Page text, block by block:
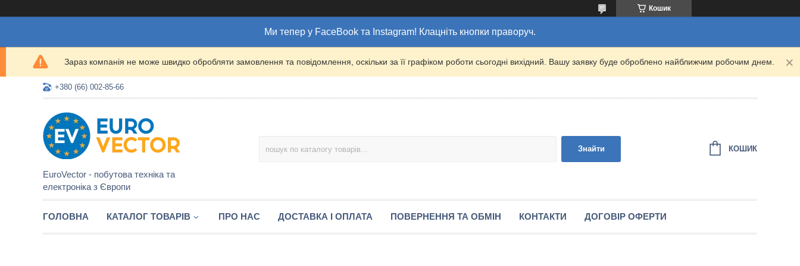
Кошик
Ми тепер у FaceBook та Instagram! Клацніть кнопки праворуч.
Зараз компанія не може швидко обробляти замовлення та повідомлення, оскільки за її графіком роботи сьогодні вихідний. Вашу заявку буде оброблено найближчим робочим днем.
+380 (66) 002-85-66
EuroVector - побутова техніка та
електроніка з Європи
Знайти КОШИК
ГОЛОВНА КАТАЛОГ ТОВАРІВ ПРО НАС ДОСТАВКА І ОПЛАТА ПОВЕРНЕННЯ ТА ОБМІН КОНТАКТИ ДОГОВІР ОФЕРТИ